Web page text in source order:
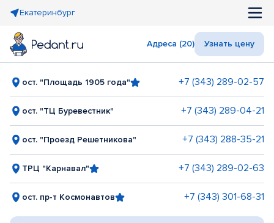
Екатеринбург
Адреса (20) Узнать цену
ост. "Площадь 1905 года" +7 (343) 289-02-57
ост. "ТЦ Буревестник" +7 (343) 289-04-21
ост. "Проезд Решетникова" +7 (343) 288-35-21
ТРЦ "Карнавал" +7 (343) 289-02-63
ост. пр-т Космонавтов +7 (343) 301-68-31